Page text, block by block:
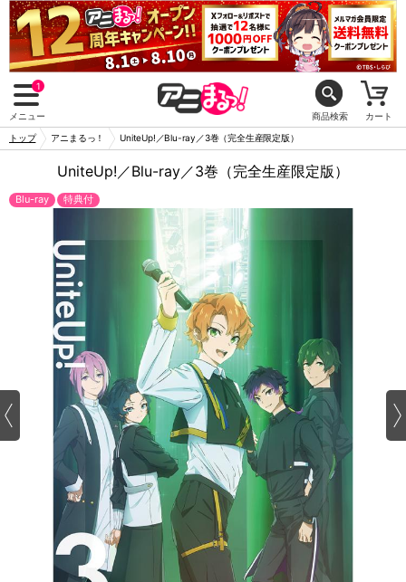
1
メニュー 商品検索 カート
トップ アニまるっ！ UniteUp!／Blu-ray／3巻（完全生産限定版）
UniteUp!／Blu-ray／3巻（完全生産限定版）
Blu-ray 特典付